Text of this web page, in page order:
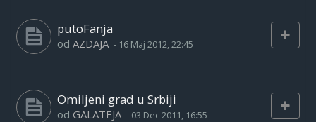
putoFanja
od AZDAJA - 16 Maj 2012, 22:45
Omiljeni grad u Srbiji
od GALATEJA - 03 Dec 2011, 16:55